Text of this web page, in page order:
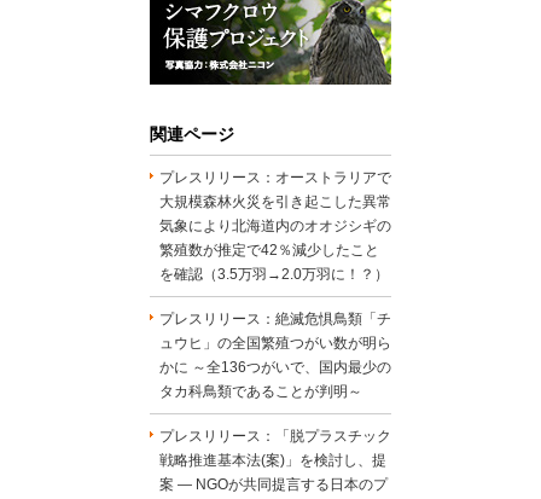
関連ページ
プレスリリース：オーストラリアで
大規模森林火災を引き起こした異常
気象により北海道内のオオジシギの
繁殖数が推定で42％減少したこと
を確認（3.5万羽→2.0万羽に！？）
プレスリリース：絶滅危惧鳥類「チ
ュウヒ」の全国繁殖つがい数が明ら
かに ～全136つがいで、国内最少の
タカ科鳥類であることが判明～
プレスリリース：「脱プラスチック
戦略推進基本法(案)」を検討し、提
案 ― NGOが共同提言する日本のプ